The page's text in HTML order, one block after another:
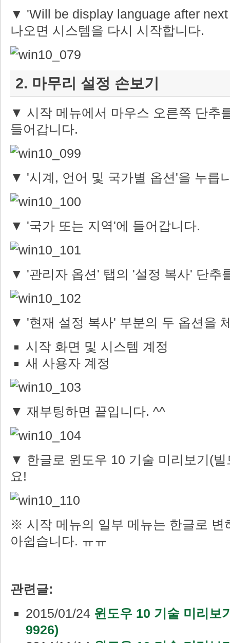
▼ 'Will be display language after
나오면 시스템을 다시 시작합니다.
2. 마무리 설정 손보기
▼ 시작 메뉴에서 마우스 오른쪽 단추
들어갑니다.
▼ '시계, 언어 및 국가별 옵션'을 누릅
▼ '국가 또는 지역'에 들어갑니다.
▼ '관리자 옵션' 탭의 '설정 복사' 단추
▼ '현재 설정 복사' 부분의 두 옵션을
시작 화면 및 시스템 계정
새 사용자 계정
▼ 재부팅하면 끝입니다. ^^
▼ 한글로 윈도우 10 기술 미리보기(
요!
※ 시작 메뉴의 일부 메뉴는 한글로 변
아쉽습니다. ㅠㅠ
관련글:
2015/01/24 윈도우 10 기술 미리보
9926)